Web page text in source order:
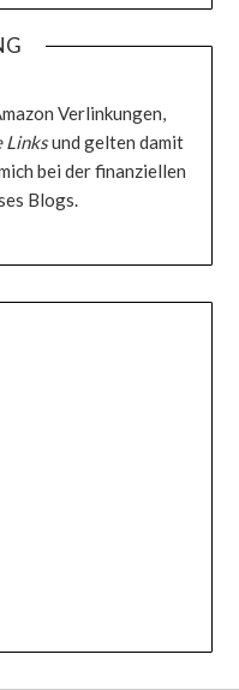
Verlinkungen,
Linksund gelten damit
bei der finanziellen
Blogs.